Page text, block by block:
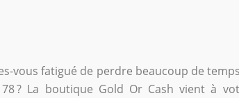
vous fatigué de perdre beaucoup de
? La boutique Gold Or Cash vient à